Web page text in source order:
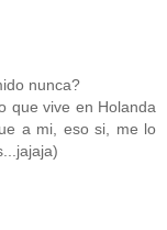
nunca?
que vive en Holanda
a mi, eso si, me lo